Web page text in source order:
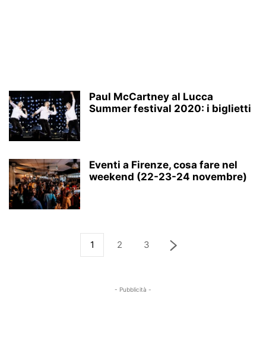
Paul McCartney al Lucca
Summer festival 2020: i biglietti
Eventi a Firenze, cosa fare nel
weekend (22-23-24 novembre)
1 2 3
- Pubblicità -